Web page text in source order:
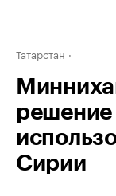
Татарстан
Сирии